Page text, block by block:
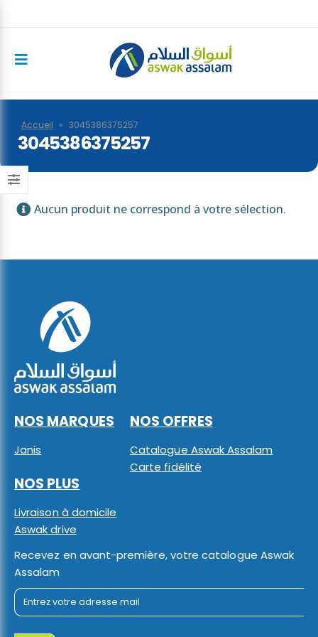
Accueil » 3045386375257
3045386375257
Aucun produit ne correspond à votre sélection.
NOS MARQUES
Janis
NOS OFFRES
Catalogue Aswak Assalam
Carte fidélité
NOS PLUS
Livraison à domicile
Aswak drive
Recevez en avant-première, votre catalogue Aswak
Assalam